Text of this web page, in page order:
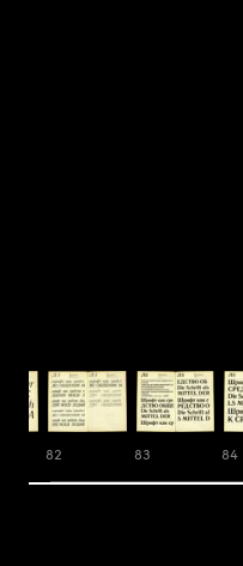
82 83 84